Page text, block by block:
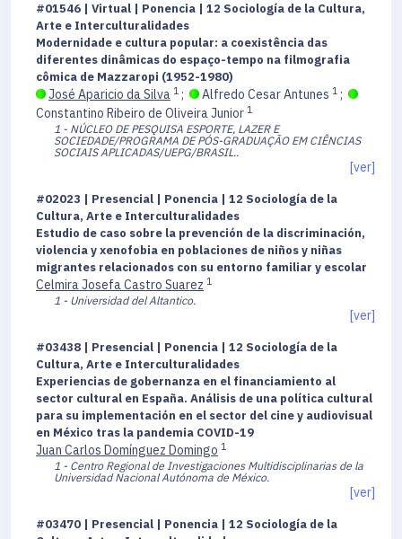
#01546 | Virtual | Ponencia | 12 Sociología de la Cultura,
Arte e Interculturalidades
Modernidade e cultura popular: a coexistência das
diferentes dinâmicas do espaço-tempo na filmografia
cômica de Mazzaropi (1952-1980)
José Aparicio da Silva 1 ; Alfredo Cesar Antunes 1 ;
Constantino Ribeiro de Oliveira Junior 1
1 - NÚCLEO DE PESQUISA ESPORTE, LAZER E
SOCIEDADE/PROGRAMA DE PÓS-GRADUAÇÃO EM CIÊNCIAS
SOCIAIS APLICADAS/UEPG/BRASIL..
[ver]
#02023 | Presencial | Ponencia | 12 Sociología de la
Cultura, Arte e Interculturalidades
Estudio de caso sobre la prevención de la discriminación,
violencia y xenofobia en poblaciones de niños y niñas
migrantes relacionados con su entorno familiar y escolar
Celmira Josefa Castro Suarez 1
1 - Universidad del Altantico.
[ver]
#03438 | Presencial | Ponencia | 12 Sociología de la
Cultura, Arte e Interculturalidades
Experiencias de gobernanza en el financiamiento al
sector cultural en España. Análisis de una política cultural
para su implementación en el sector del cine y audiovisual
en México tras la pandemia COVID-19
Juan Carlos Domínguez Domingo 1
1 - Centro Regional de Investigaciones Multidisciplinarias de la
Universidad Nacional Autónoma de México.
[ver]
#03470 | Presencial | Ponencia | 12 Sociología de la